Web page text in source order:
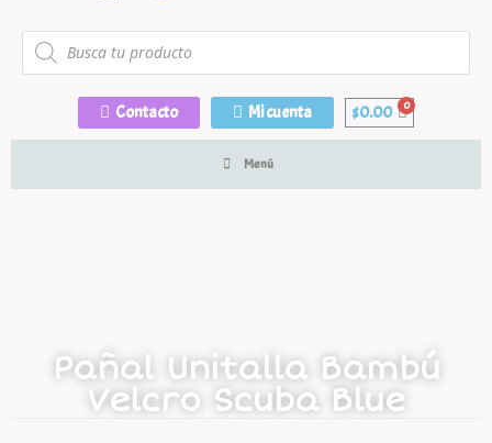
Contacto Mi cuenta $0.00
Menú
Pañal Unitalla Bambú
Velcro Scuba Blue